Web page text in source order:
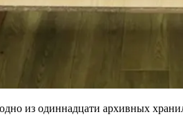
из одиннадцати архивных